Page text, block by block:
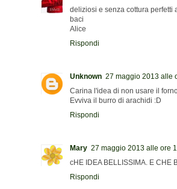
deliziosi e senza cottura perfetti
baci
Alice
Rispondi
Unknown 27 maggio 2013 alle
Carina l'idea di non usare il
Evviva il burro di arachidi :D
Rispondi
Mary 27 maggio 2013 alle ore
cHE IDEA BELLISSIMA. E CHE
Rispondi